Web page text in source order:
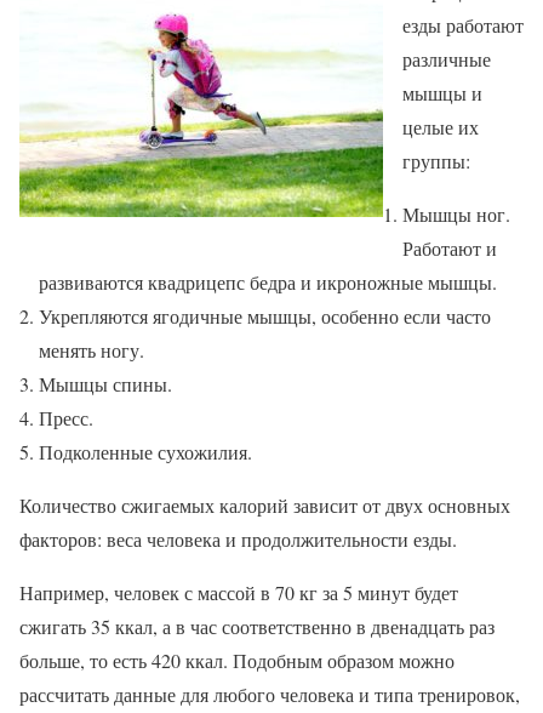
езды работают
различные
мышцы и
целые их
группы:
Мышцы ног.
Работают и
развиваются квадрицепс бедра и икроножные мышцы.
Укрепляются ягодичные мышцы, особенно если часто
менять ногу.
Мышцы спины.
Пресс.
Подколенные сухожилия.
Количество сжигаемых калорий зависит от двух основных
факторов: веса человека и продолжительности езды.
Например, человек с массой в 70 кг за 5 минут будет
сжигать 35 ккал, а в час соответственно в двенадцать раз
больше, то есть 420 ккал. Подобным образом можно
рассчитать данные для любого человека и типа тренировок,